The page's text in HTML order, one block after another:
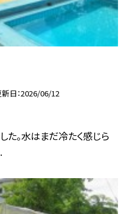
日 2026/06/12
。水はまだ冷たく感じら